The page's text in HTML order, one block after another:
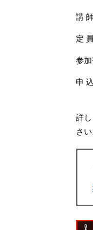
講
定
参
申
1
詳し
さい